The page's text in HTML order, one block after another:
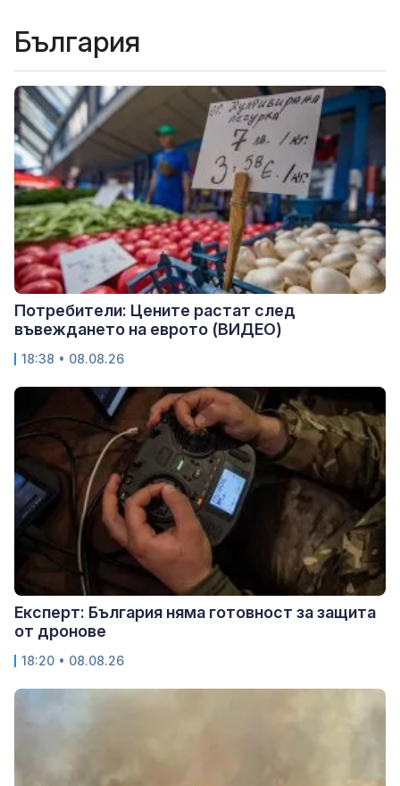
България
Потребители: Цените растат след
въвеждането на еврото (ВИДЕО)
18:38 • 08.08.26
Експерт: България няма готовност за защита
от дронове
18:20 • 08.08.26